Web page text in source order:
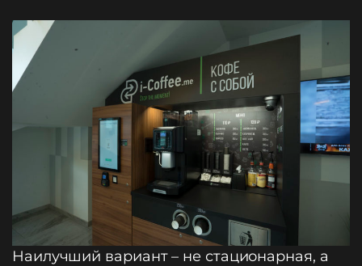
Наилучший вариант – не стационарная, а